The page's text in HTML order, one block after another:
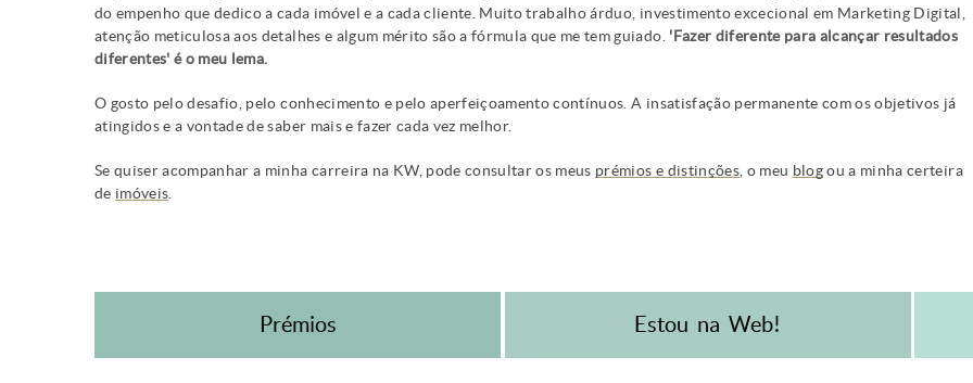
do empenho que dedico a cada imóvel e a cada cliente. Muito trabalho árduo, investimento excecional em Marketing Digital,
atenção meticulosa aos detalhes e algum mérito são a fórmula que me tem guiado. 'Fazer diferente para alcançar resultados
diferentes' é o meu lema.
O gosto pelo desafio, pelo conhecimento e pelo aperfeiçoamento contínuos. A insatisfação permanente com os objetivos já
atingidos e a vontade de saber mais e fazer cada vez melhor.
Se quiser acompanhar a minha carreira na KW, pode consultar os meus prémios e distinções, o meu blog ou a minha certeira
de imóveis
Prémios Estou na Web!